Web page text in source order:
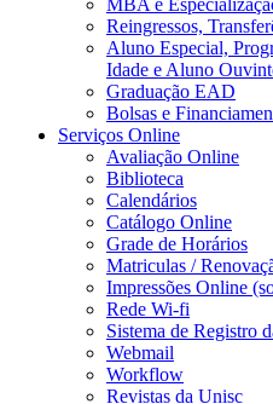
Reingressos,
Aluno Especial,
Idade e Aluno
Graduação EAD
Bolsas e
Serviços Online
Avaliação Online
Biblioteca
Calendários
Catálogo Online
Grade de Horários
Matriculas /
Impressões Online
Rede Wi-fi
Sistema de Registro
Webmail
Workflow
Revistas da Unisc